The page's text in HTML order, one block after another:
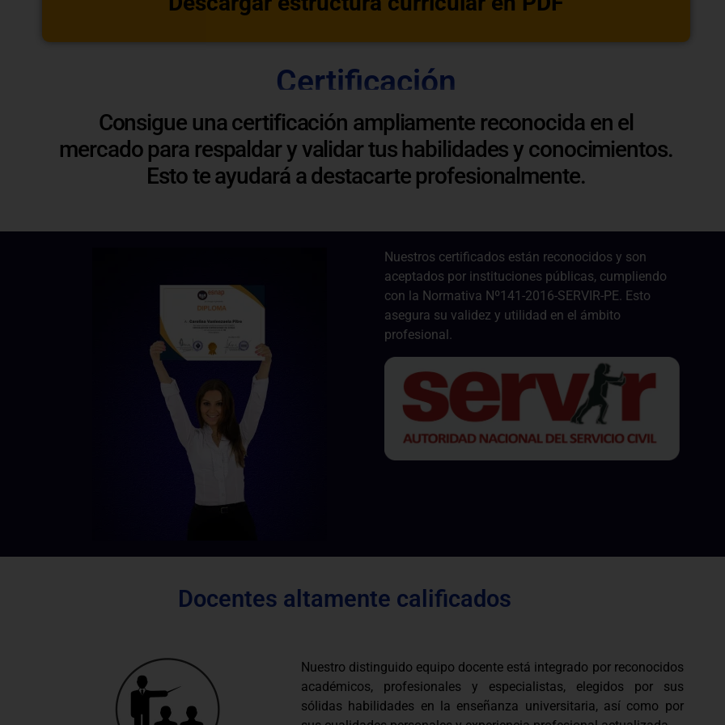
Certificación
Consigue una certificación ampliamente reconocida en el
mercado para respaldar y validar tus habilidades y conocimientos.
Esto te ayudará a destacarte profesionalmente.
Nuestros certificados están reconocidos y son
aceptados por instituciones públicas, cumpliendo
con la Normativa Nº141-2016-SERVIR-PE. Esto
asegura su validez y utilidad en el ámbito
profesional.
Docentes altamente calificados
Nuestro distinguido equipo docente está integrado por reconocidos
académicos, profesionales y especialistas, elegidos por sus
sólidas habilidades en la enseñanza universitaria, así como por